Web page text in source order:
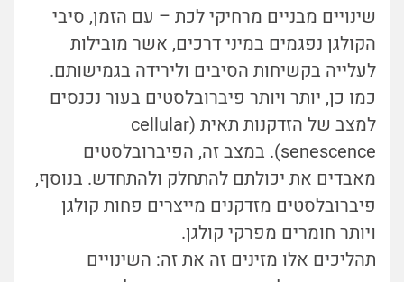
שינויים מבניים מרחיקי לכת – עם הזמן, סיבי
הקולגן נפגמים במיני דרכים, אשר מובילות
לעלייה בקשיחות הסיבים ולירידה בגמישותם.
כמו כן, יותר ויותר פיברובלסטים בעור נכנסים
למצב של הזדקנות תאית (cellular
senescence). במצב זה, הפיברובלסטים
מאבדים את יכולתם להתחלק ולהתחדש. בנוסף,
פיברובלסטים מזדקנים מייצרים פחות קולגן
ויותר חומרים מפרקי קולגן.
תהליכים אלו מזינים זה את זה: השינויים